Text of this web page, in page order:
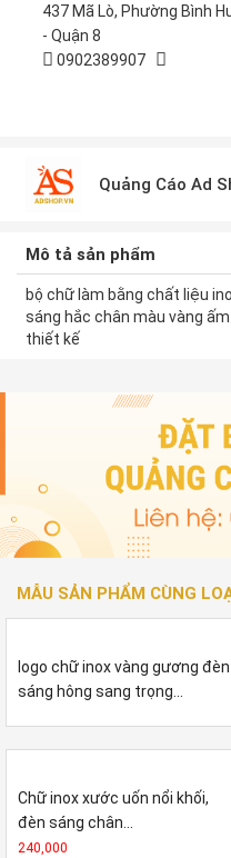
437 Mã Lò, Phường Bình
- Quận 8
0902389907
Quảng Cáo Ad
Mô tả sản phẩm
bộ chữ làm bằng chất liệu
sáng hắc chân màu vàng
thiết kế
MẪU SẢN PHẨM CÙNG
logo chữ inox vàng gương đèn
sáng hông sang trọng...
Chữ inox xước uốn nổi khối,
đèn sáng chân...
240,000